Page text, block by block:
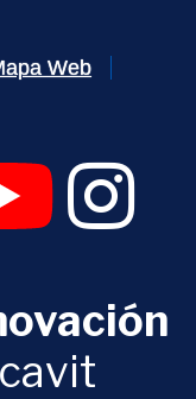
Web
en una nueva
(se abrirá en una
Digital UVa (se
YouTube Digital